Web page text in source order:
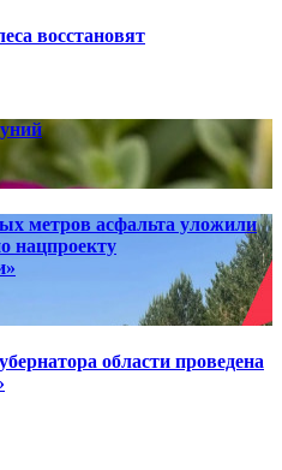
восстановят
метров асфальта уложили
нацпроекту
области проведена